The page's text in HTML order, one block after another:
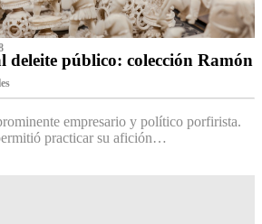
deleite público: colección Ramón
empresario y político porfirista.
practicar su afición…